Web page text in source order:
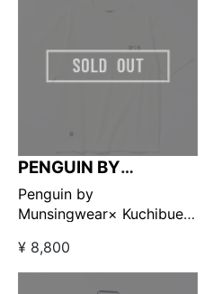
PENGUIN BY
MUNSINGWEAR
Penguin by
Munsingwear× Kuchibue
付きTシャツ ホワイト
【GO/LOOK!限定販売】
¥ 8,800